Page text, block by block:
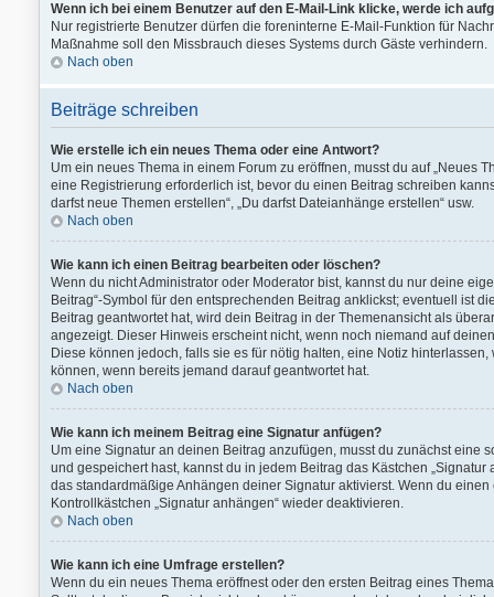
Wenn ich bei einem Benutzer auf den E-Mail-Link klicke, werde ich
Nur registrierte Benutzer dürfen die foreninterne E-Mail-Funktion für
Maßnahme soll den Missbrauch dieses Systems durch Gäste verhindern.
Nach oben
Beiträge schreiben
Wie erstelle ich ein neues Thema oder eine Antwort?
Um ein neues Thema in einem Forum zu eröffnen, musst du auf „Neues
eine Registrierung erforderlich ist, bevor du einen Beitrag schreiben
darfst neue Themen erstellen“, „Du darfst Dateianhänge erstellen“ usw.
Nach oben
Wie kann ich einen Beitrag bearbeiten oder löschen?
Wenn du nicht Administrator oder Moderator bist, kannst du nur deine
Beitrag“-Symbol für den entsprechenden Beitrag anklickst; eventuell ist
Beitrag geantwortet hat, wird dein Beitrag in der Themenansicht als
angezeigt. Dieser Hinweis erscheint nicht, wenn noch niemand auf
Diese können jedoch, falls sie es für nötig halten, eine Notiz
können, wenn bereits jemand darauf geantwortet hat.
Nach oben
Wie kann ich meinem Beitrag eine Signatur anfügen?
Um eine Signatur an deinen Beitrag anzufügen, musst du zunächst
und gespeichert hast, kannst du in jedem Beitrag das Kästchen
das standardmäßige Anhängen deiner Signatur aktivierst. Wenn du
Kontrollkästchen „Signatur anhängen“ wieder deaktivieren.
Nach oben
Wie kann ich eine Umfrage erstellen?
Wenn du ein neues Thema eröffnest oder den ersten Beitrag eines